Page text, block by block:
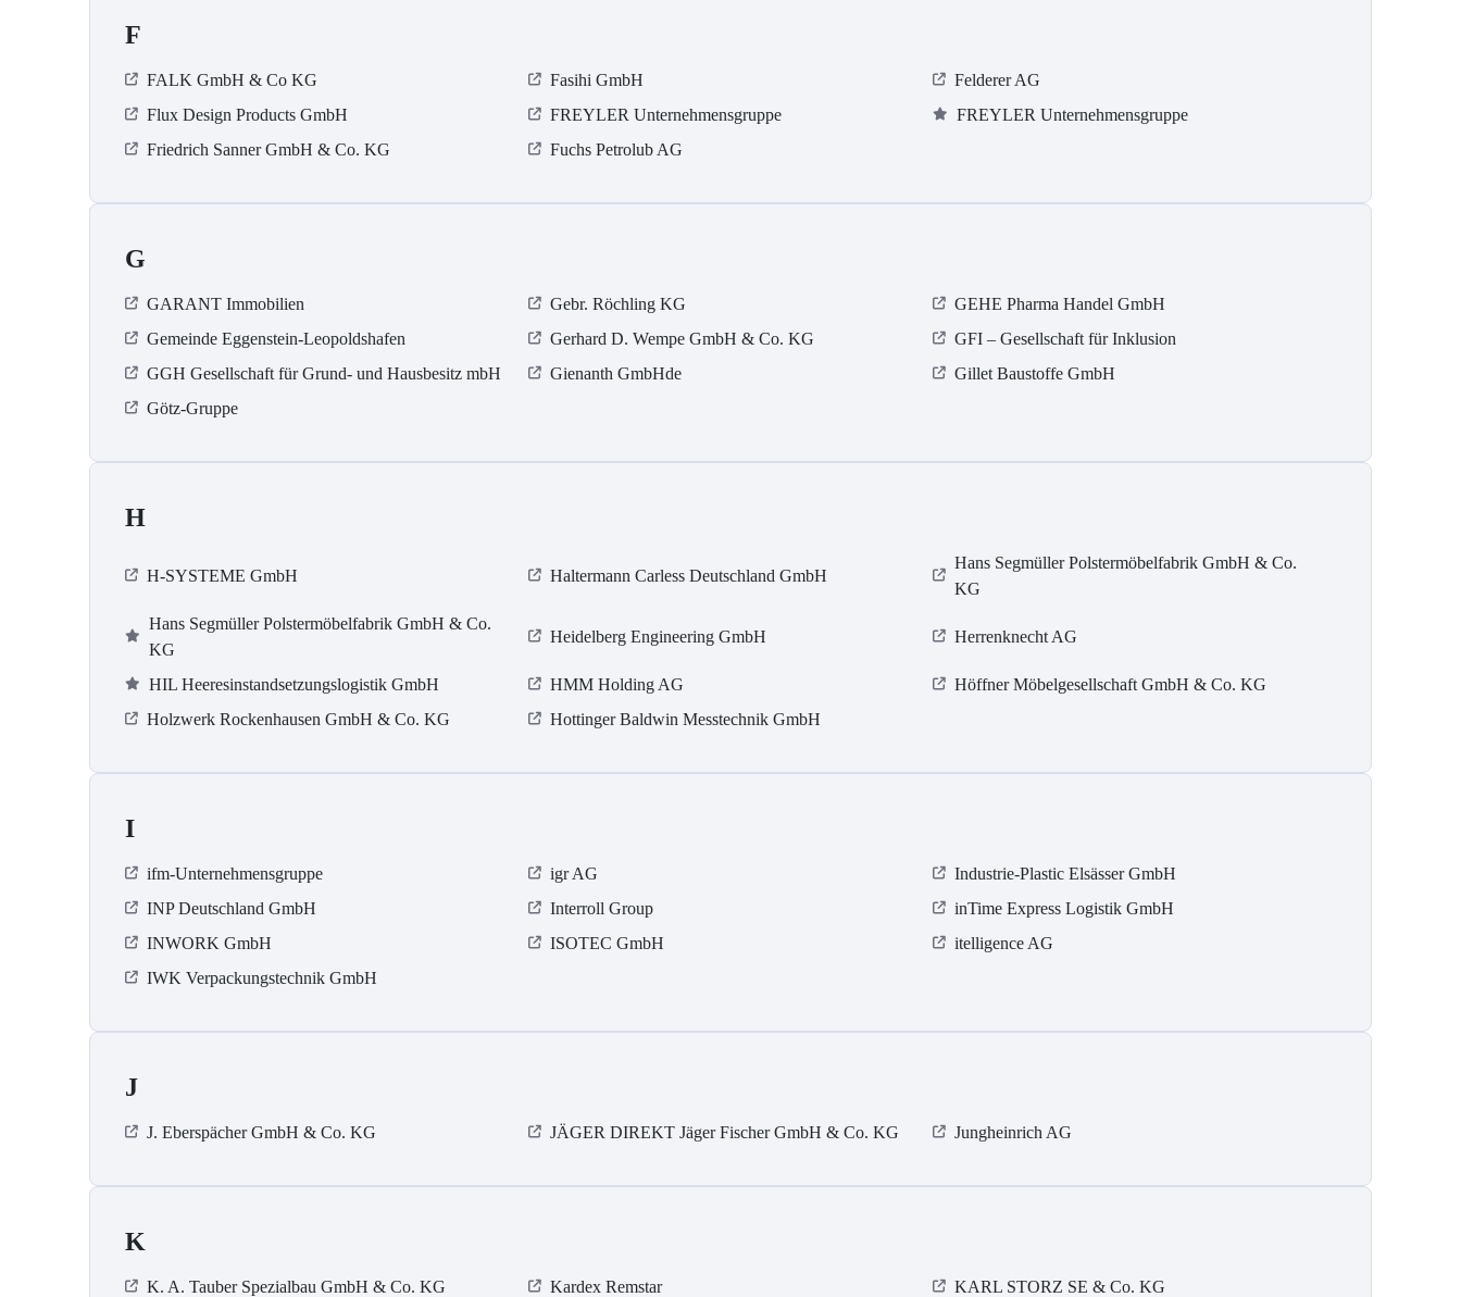
F
FALK GmbH & Co KG Fasihi GmbH
Felderer AG
Flux Design Products GmbH
FREYLER Unternehmensgruppe
FREYLER Unternehmensgruppe
Friedrich Sanner GmbH & Co. KG
Fuchs Petrolub AG
G
GARANT Immobilien Gebr. Röchling KG
GEHE Pharma Handel GmbH
Gemeinde Eggenstein-Leopoldshafen
Gerhard D. Wempe GmbH & Co. KG
GFI – Gesellschaft für Inklusion
GGH Gesellschaft für Grund- und Hausbesitz mbH
Gienanth GmbHde
Gillet Baustoffe GmbH
Götz-Gruppe
H
H-SYSTEME GmbH Haltermann Carless Deutschland GmbH
Hans Segmüller Polstermöbelfabrik GmbH & Co.
KG
Hans Segmüller Polstermöbelfabrik GmbH & Co.
KG
Heidelberg Engineering GmbH Herrenknecht AG
HIL Heeresinstandsetzungslogistik GmbH HMM Holding AG
Höffner Möbelgesellschaft GmbH & Co. KG
Holzwerk Rockenhausen GmbH & Co. KG
Hottinger Baldwin Messtechnik GmbH
I
ifm-Unternehmensgruppe igr AG
Industrie-Plastic Elsässer GmbH
INP Deutschland GmbH
Interroll Group
inTime Express Logistik GmbH
INWORK GmbH
ISOTEC GmbH
itelligence AG
IWK Verpackungstechnik GmbH
J
J. Eberspächer GmbH & Co. KG JÄGER DIREKT Jäger Fischer GmbH & Co. KG Jungheinrich AG
K
K. A. Tauber Spezialbau GmbH & Co. KG Kardex Remstar KARL STORZ SE & Co. KG